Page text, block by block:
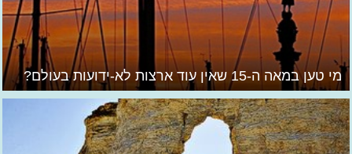
מי טען במאה ה-15 שאין עוד ארצות לא-ידועות בעולם?